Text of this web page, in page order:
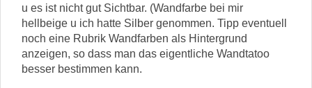
u es ist nicht gut Sichtbar. (Wandfarbe bei mir
hellbeige u ich hatte Silber genommen. Tipp eventuell
noch eine Rubrik Wandfarben als Hintergrund
anzeigen, so dass man das eigentliche Wandtatoo
besser bestimmen kann.